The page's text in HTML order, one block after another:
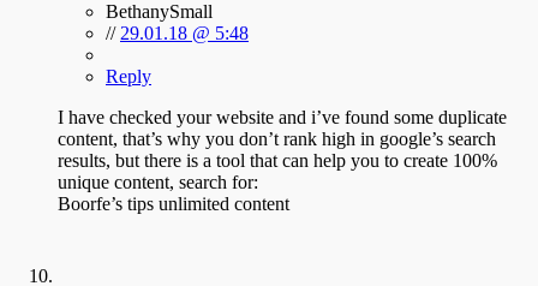
BethanySmall
// 29.01.18 @ 5:48
Reply
I have checked your website and i’ve found some duplicate
content, that’s why you don’t rank high in google’s search
results, but there is a tool that can help you to create 100%
unique content, search for:
Boorfe’s tips unlimited content